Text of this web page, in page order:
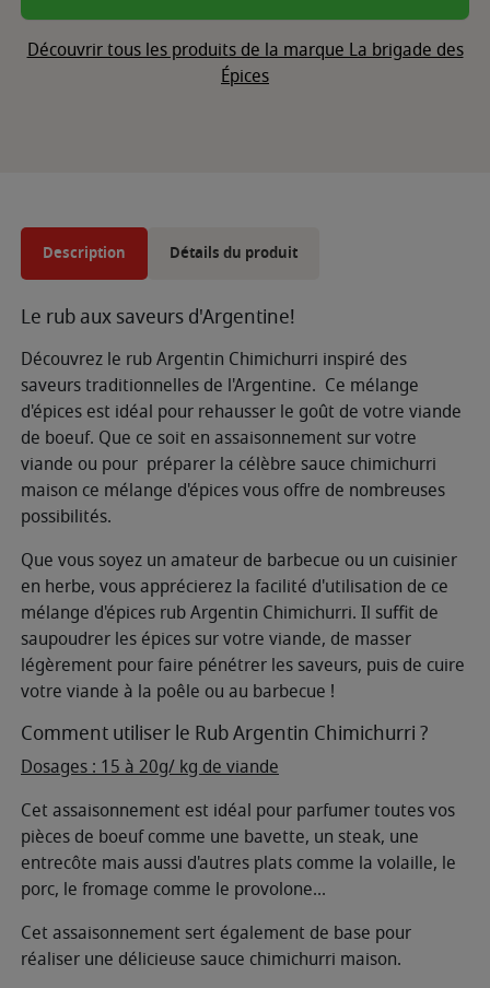
Découvrir tous les produits de la marque La brigade des
Épices
Description Détails du produit
Le rub aux saveurs d'Argentine!
Découvrez le rub Argentin Chimichurri inspiré des
saveurs traditionnelles de l'Argentine. Ce mélange
d'épices est idéal pour rehausser le goût de votre viande
de boeuf. Que ce soit en assaisonnement sur votre
viande ou pour préparer la célèbre sauce chimichurri
maison ce mélange d'épices vous offre de nombreuses
possibilités.
Que vous soyez un amateur de barbecue ou un cuisinier
en herbe, vous apprécierez la facilité d'utilisation de ce
mélange d'épices rub Argentin Chimichurri. Il suffit de
saupoudrer les épices sur votre viande, de masser
légèrement pour faire pénétrer les saveurs, puis de cuire
votre viande à la poêle ou au barbecue !
Comment utiliser le Rub Argentin Chimichurri ?
Dosages : 15 à 20g/ kg de viande
Cet assaisonnement est idéal pour parfumer toutes vos
pièces de boeuf comme une bavette, un steak, une
entrecôte mais aussi d'autres plats comme la volaille, le
porc, le fromage comme le provolone...
Cet assaisonnement sert également de base pour
réaliser une délicieuse sauce chimichurri maison.